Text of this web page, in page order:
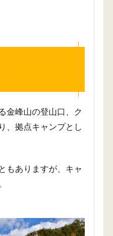
金峰山の登山口、ク
、拠点キャンプとし
もありますが、キャ